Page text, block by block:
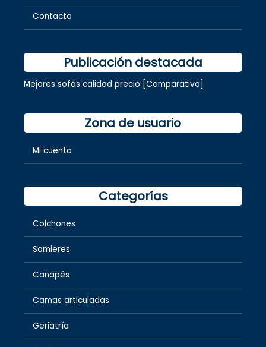
Contacto
Publicación destacada
Mejores sofás calidad precio [Comparativa]
Zona de usuario
Mi cuenta
Categorías
Colchones
Somieres
Canapés
Camas articuladas
Geriatría